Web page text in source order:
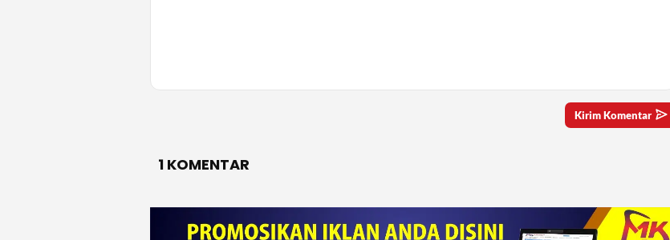
1 KOMENTAR